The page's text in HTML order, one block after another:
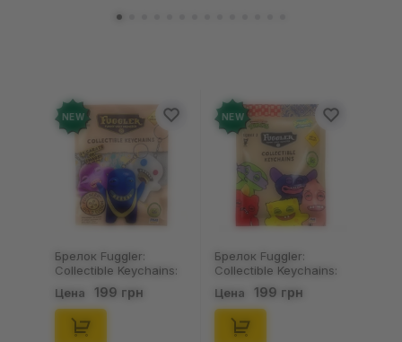
NEW
Брелок Fuggler:
Collectible Keychains:
Gold Edition: Series 3
(Blind Box: 1 з 24),
(11550)
Цена 199 грн
NEW
Брелок Fuggler:
Collectible Keychains:
Series 2 (Blind Box: 1 з
46), (15475)
Цена 199 грн